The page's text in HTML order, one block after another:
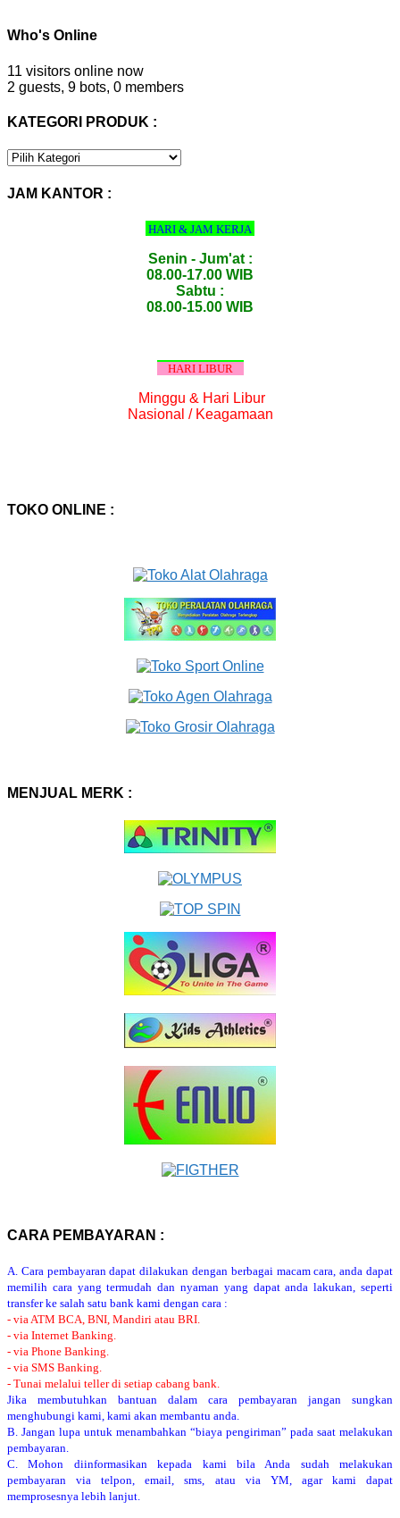
Who's Online
11 visitors online now
2 guests, 9 bots, 0 members
KATEGORI PRODUK :
KATEGORI
JAM KANTOR :
HARI & JAM KERJA
Senin - Jum'at :
08.00-17.00 WIB
Sabtu :
08.00-15.00 WIB
HARI LIBUR
Minggu & Hari Libur
Nasional / Keagamaan
TOKO ONLINE :
MENJUAL MERK :
CARA PEMBAYARAN :
A. Cara pembayaran dapat dilakukan dengan berbagai macam cara, anda dapat
memilih cara yang termudah dan nyaman yang dapat anda lakukan, seperti
transfer ke salah satu bank kami dengan cara :
- via ATM BCA, BNI, Mandiri atau BRI.
- via Internet Banking.
- via Phone Banking.
- via SMS Banking.
- Tunai melalui teller di setiap cabang bank.
Jika membutuhkan bantuan dalam cara pembayaran jangan sungkan
menghubungi kami, kami akan membantu anda.
B. Jangan lupa untuk menambahkan “biaya pengiriman” pada saat melakukan
pembayaran.
C. Mohon diinformasikan kepada kami bila Anda sudah melakukan
pembayaran via telpon, email, sms, atau via YM, agar kami dapat
memprosesnya lebih lanjut.